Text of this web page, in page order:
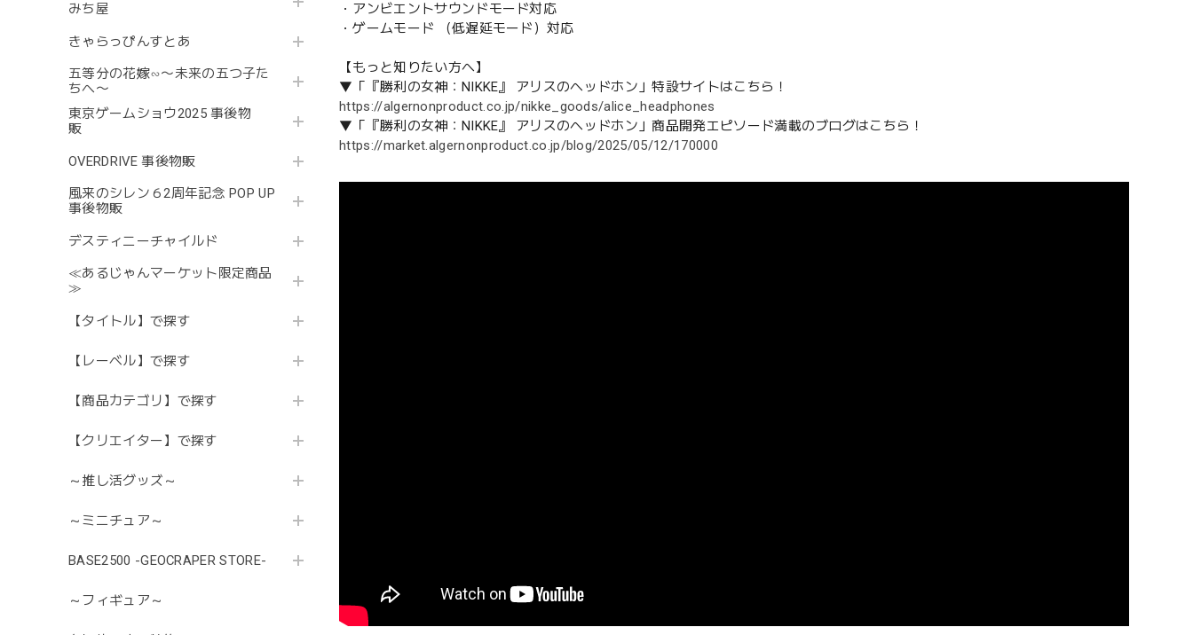
みち屋
きゃらっぴんすとあ
五等分の花嫁∽〜未来の五つ子た
ちへ〜
東京ゲームショウ2025 事後物
販
OVERDRIVE 事後物販
風来のシレン６2周年記念 POP UP
事後物販
デスティニーチャイルド
≪あるじゃんマーケット限定商品
≫
【タイトル】で探す
【レーベル】で探す
【商品カテゴリ】で探す
【クリエイター】で探す
～推し活グッズ～
～ミニチュア～
BASE2500 -GEOCRAPER STORE-
～フィギュア～
・アンビエントサウンドモード対応
・ゲームモード （低遅延モード）対応
【もっと知りたい方へ】
▼「『勝利の女神：NIKKE』 アリスのヘッドホン」特設サイトはこちら！
https://algernonproduct.co.jp/nikke_goods/alice_headphones
▼「『勝利の女神：NIKKE』 アリスのヘッドホン」商品開発エピソード満載のブログはこちら！
https://market.algernonproduct.co.jp/blog/2025/05/12/170000